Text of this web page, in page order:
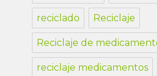
reciclado Reciclaje
Reciclaje de
reciclaje medicamentos